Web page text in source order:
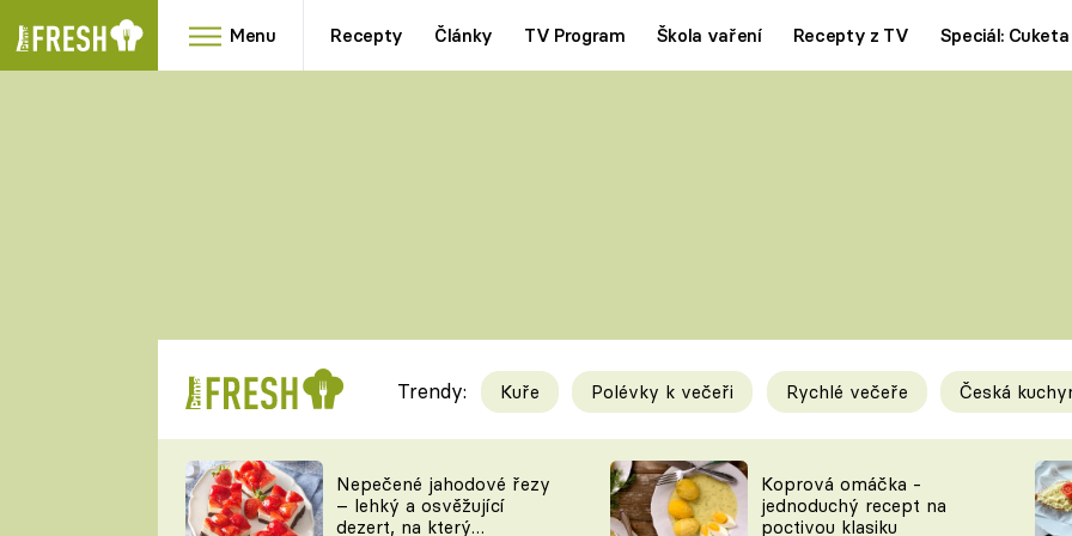
Menu Recepty Články TV Program Škola vaření Recepty z TV Speciál: Cuketa
RYCHLOVKY
Videorecepty
TEĎ VAŘÍ ŠÉF!
Tipy a triky
KAM ZA JÍDLEM
Trendy: Kuře Polévky k večeři Rychlé večeře Česká
Nepečené jahodové řezy
– lehký a osvěžující
dezert, na který
Koprová omáčka -
jednoduchý recept na
poctivou klasiku